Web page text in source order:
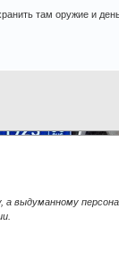
там оружие и
а выдуманному